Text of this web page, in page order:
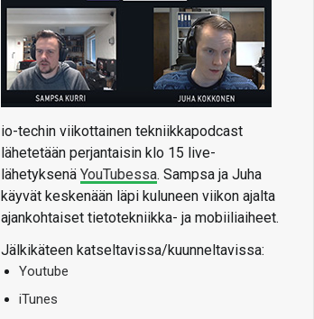
io-techin viikottainen tekniikkapodcast
lähetetään perjantaisin klo 15 live-
lähetyksenä YouTubessa. Sampsa ja Juha
käyvät keskenään läpi kuluneen viikon ajalta
ajankohtaiset tietotekniikka- ja mobiiliaiheet.
Jälkikäteen katseltavissa/kuunneltavissa:
Youtube
iTunes